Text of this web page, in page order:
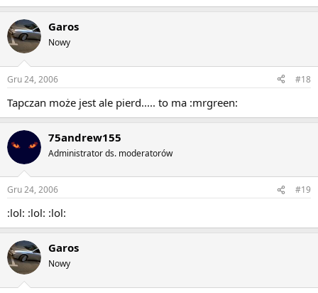
Garos
Nowy
Gru 24, 2006 #18
Tapczan może jest ale pierd..... to ma :mrgreen:
75andrew155
Administrator ds. moderatorów
Gru 24, 2006 #19
:lol: :lol: :lol:
Garos
Nowy